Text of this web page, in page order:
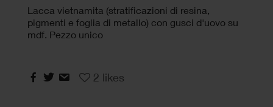
Lacca vietnamita (stratificazioni di resina,
pigmenti e foglia di metallo) con gusci d'uovo su
mdf. Pezzo unico
2 likes